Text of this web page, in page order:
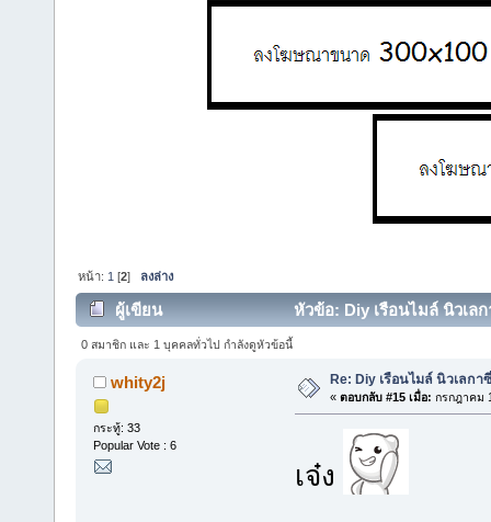
หน้า: 1 [2] ลงล่าง
ผู้เขียน หัวข้อ: Diy เรือนไมล์ นิวเล
0 สมาชิก และ 1 บุคคลทั่วไป กำลังดูหัวข้อนี้
whity2j
กระทู้: 33
Popular Vote : 6
Re: Diy เรือนไมล์ นิวเลกาซี่
« ตอบกลับ #15 เมื่อ: กรกฎาคม
เจ๋ง